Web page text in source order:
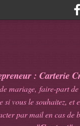
: Carterie
mariage, faire-part
si vous le souhaitez, et
par mail en cas de